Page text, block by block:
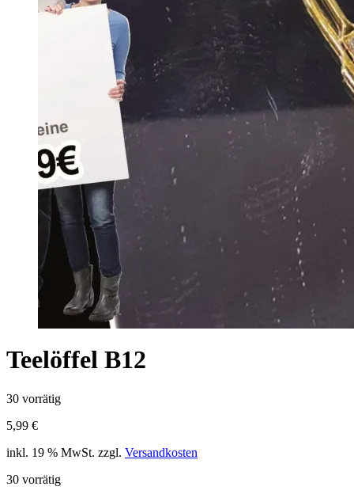
Teelöffel B12
30 vorrätig
5,99 €
inkl. 19 % MwSt. zzgl. Versandkosten
30 vorrätig